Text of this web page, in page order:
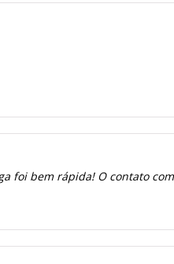
foi bem rápida! O contato